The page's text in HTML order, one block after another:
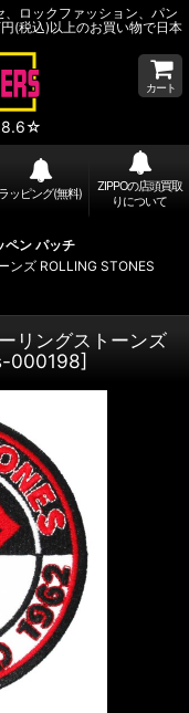
ロックファッション、パン
(税込)以上のお買い物で日本
カート
ラッピング(無料)
ZIPPOの店頭買取
りについて
ペン パッチ
ンズ ROLLING STONES
リングストーンズ
000198]